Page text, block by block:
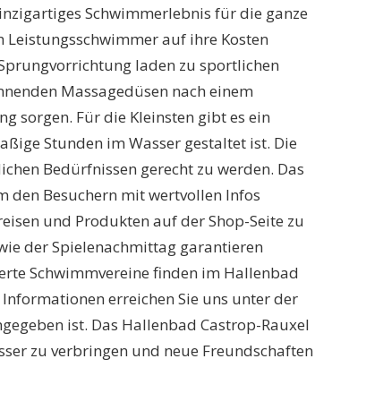
Schwimmerlebnis für die ganze
auf ihre Kosten
laden zu sportlichen
Massagedüsen nach einem
sorgen. Für die Kleinsten gibt es ein
Stunden im Wasser gestaltet ist. Die
Bedürfnissen gerecht zu werden. Das
den Besuchern mit wertvollen Infos
und Produkten auf der Shop-Seite zu
der Spielenachmittag garantieren
Schwimmvereine finden im Hallenbad
erreichen Sie uns unter der
ist. Das Hallenbad Castrop-Rauxel
zu verbringen und neue Freundschaften